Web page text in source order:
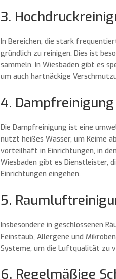
3.
In Bereichen, die stark
gründlich zu reinigen. Dies ist
sammeln. In Wiesbaden gibt es
um auch hartnäckige
4. Dampfreinigung
Die Dampfreinigung ist eine
nutzt heißes Wasser, um Keime
vorteilhaft in Einrichtungen, in
Wiesbaden gibt es Dienstleister,
Einrichtungen eingehen.
5.
Insbesondere in geschlossenen
Feinstaub, Allergene und
Systeme, um die Luftqualität zu
6. Regelmäßige